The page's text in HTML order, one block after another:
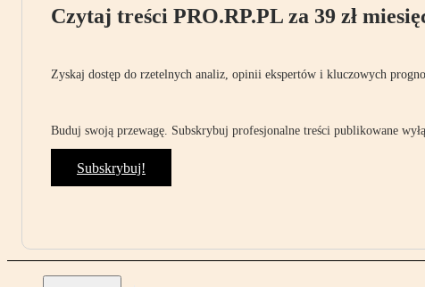
Czytaj treści PRO.RP.PL za 39 zł
Zyskaj dostęp do rzetelnych analiz, opinii ekspertów i kluczowych
Buduj swoją przewagę. Subskrybuj profesjonalne treści publikowane
Subskrybuj!